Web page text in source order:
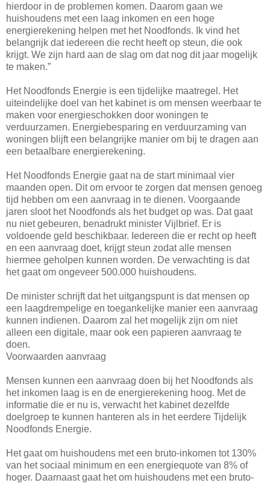
hierdoor in de problemen komen. Daarom gaan we
huishoudens met een laag inkomen en een hoge
energierekening helpen met het Noodfonds. Ik vind het
belangrijk dat iedereen die recht heeft op steun, die ook
krijgt. We zijn hard aan de slag om dat nog dit jaar mogelijk
te maken.”
Het Noodfonds Energie is een tijdelijke maatregel. Het
uiteindelijke doel van het kabinet is om mensen weerbaar te
maken voor energieschokken door woningen te
verduurzamen. Energiebesparing en verduurzaming van
woningen blijft een belangrijke manier om bij te dragen aan
een betaalbare energierekening.
Het Noodfonds Energie gaat na de start minimaal vier
maanden open. Dit om ervoor te zorgen dat mensen genoeg
tijd hebben om een aanvraag in te dienen. Voorgaande
jaren sloot het Noodfonds als het budget op was. Dat gaat
nu niet gebeuren, benadrukt minister Vijlbrief. Er is
voldoende geld beschikbaar. Iedereen die er recht op heeft
en een aanvraag doet, krijgt steun zodat alle mensen
hiermee geholpen kunnen worden. De verwachting is dat
het gaat om ongeveer 500.000 huishoudens.
De minister schrijft dat het uitgangspunt is dat mensen op
een laagdrempelige en toegankelijke manier een aanvraag
kunnen indienen. Daarom zal het mogelijk zijn om niet
alleen een digitale, maar ook een papieren aanvraag te
doen.
Voorwaarden aanvraag
Mensen kunnen een aanvraag doen bij het Noodfonds als
het inkomen laag is en de energierekening hoog. Met de
informatie die er nu is, verwacht het kabinet dezelfde
doelgroep te kunnen hanteren als in het eerdere Tijdelijk
Noodfonds Energie.
Het gaat om huishoudens met een bruto-inkomen tot 130%
van het sociaal minimum en een energiequote van 8% of
hoger. Daarnaast gaat het om huishoudens met een bruto-